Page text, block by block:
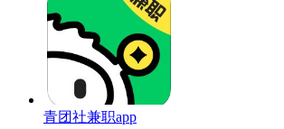
青团社兼职app